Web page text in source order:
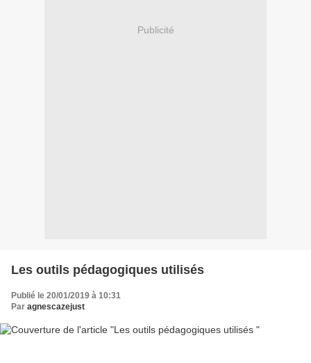
Publicité
Les outils pédagogiques utilisés
Publié le 20/01/2019 à 10:31
Par agnescazejust